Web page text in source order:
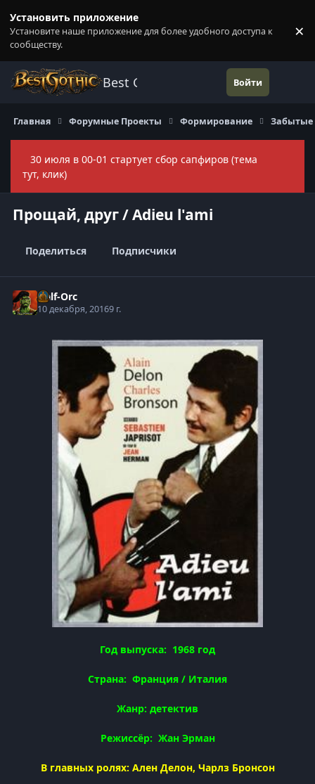
Установить приложение
Установите наше приложение для более удобного доступа к
сообществу.
×
Best Gothic Forums Войти
Главная Форумные Проекты Формирование
30 июля в 00-01 стартует сбор сапфиров (тема
тут, клик)
Прощай, друг / Adieu l'ami
Поделиться Подписчики
Half-Orc
10 декабря, 20169 г.
Год выпуска: 1968 год
Страна: Франция / Италия
Жанр: детектив
Режиссёр: Жан Эрман
В главных ролях: Ален Делон, Чарлз Бронсон